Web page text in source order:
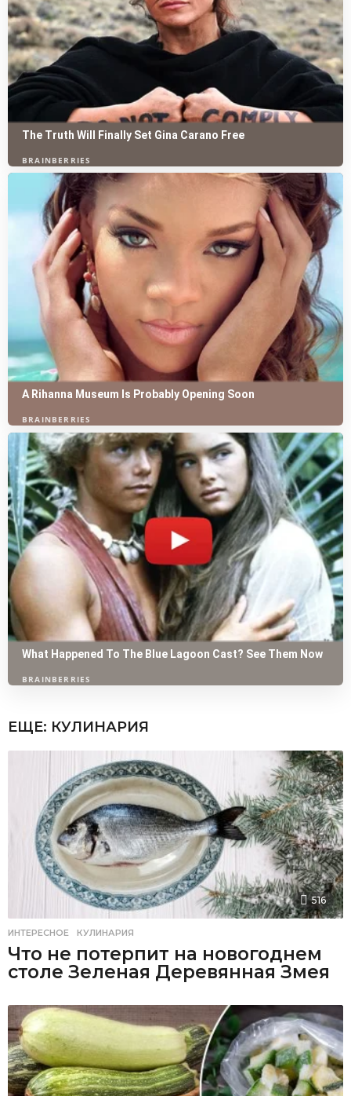
ЕЩЕ: КУЛИНАРИЯ
516
ИНТЕРЕСНОЕ ,КУЛИНАРИЯ
Что не потерпит на новогоднем
столе Зеленая Деревянная Змея